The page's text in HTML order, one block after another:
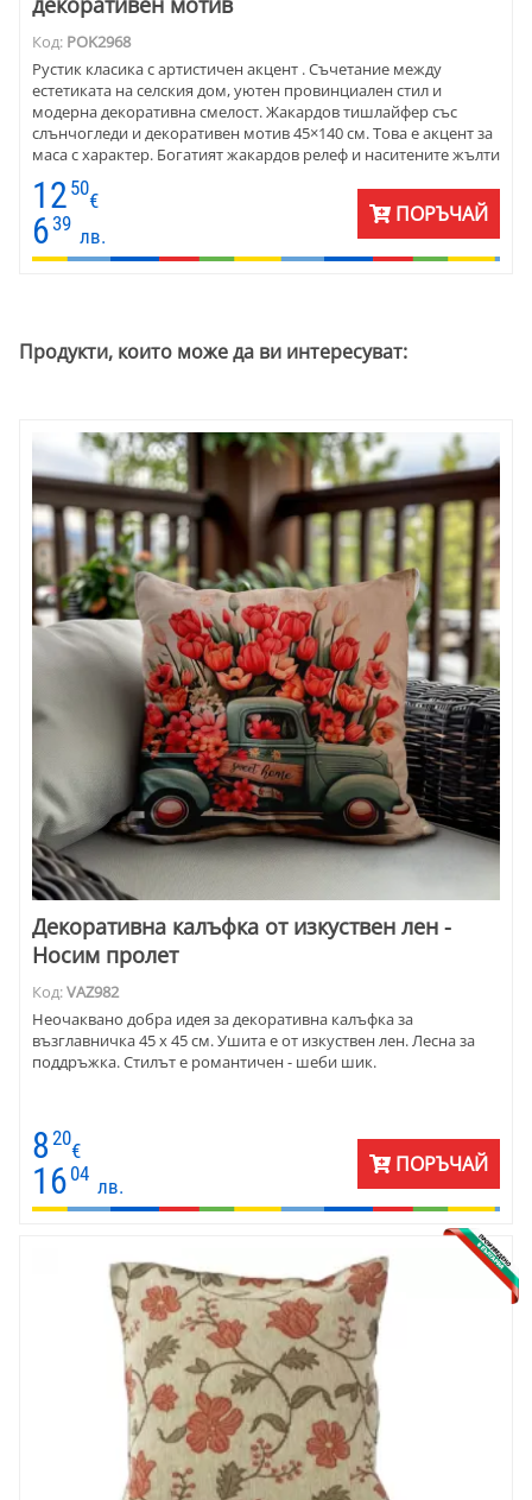
Код: POK2968
Рустик класика с артистичен акцент . Съчетание между
естетиката на селския дом, уютен провинциален стил и
модерна декоративна смелост. Жакардов тишлайфер със
слънчогледи и декоративен мотив 45×140 см. Това е акцент за
маса с характер. Богатият жакардов релеф и наситените жълти
тонове създават усещане за топлина, светлина и естествен уют
. Материята е от памук и полиестер - устойчивост, плътност и
дълготрайност на цветовете. Подходящ за масивни дървени
маси и за съвременни интериори, които търсят силен
визуален център. Тишлайферът придава завършеност на
12 50
€
6 39
лв.
ПОРЪЧАЙ
Продукти, които може да ви интересуват:
Декоративна калъфка от изкуствен лен -
Носим пролет
Код:VAZ982
Неочаквано добра идея за декоративна калъфка за
възглавничка 45 х 45 см. Ушита е от изкуствен лен. Лесна за
поддръжка. Стилът е романтичен - шеби шик.
8 20
€
16 04
лв.
ПОРЪЧАЙ